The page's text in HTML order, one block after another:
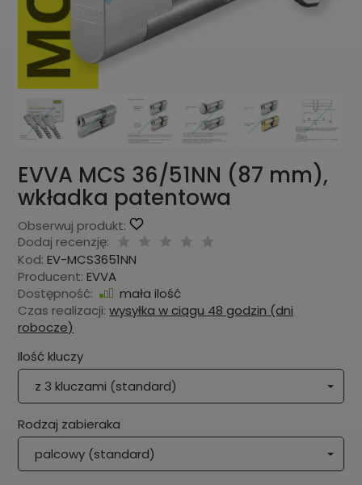
EVVA MCS 36/51NN (87 mm),
wkładka patentowa
Obserwuj produkt:
Dodaj recenzję:
Kod: EV-MCS3651NN
Producent: EVVA
Dostępność:
mała ilość
Czas realizacji: wysyłka w ciągu 48 godzin (dni
robocze)
Ilość kluczy
z 3 kluczami (standard)
Rodzaj zabieraka
palcowy (standard)